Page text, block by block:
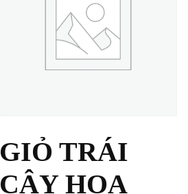
GIỎ TRÁI
CÂY HOA